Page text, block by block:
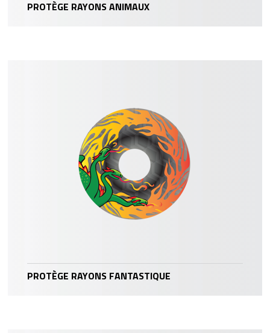
PROTÈGE RAYONS ANIMAUX
PROTÈGE RAYONS FANTASTIQUE